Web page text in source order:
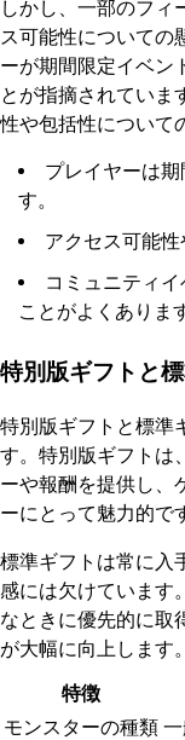
しかし、一部のフィ
ス可能性についての
ーが期間限定イベン
とが指摘されていま
性や包括性について
プレイヤーは
す。
アクセス可能性
コミュニティ
ことがよくありま
特別版ギフトと
特別版ギフトと標準
す。特別版ギフトは
ーや報酬を提供し、
ーにとって魅力的で
標準ギフトは常に入
感には欠けています
なときに優先的に取
が大幅に向上します。
特徴
モンスターの種類